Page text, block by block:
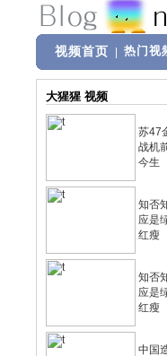
视频首页 热门视
大猩猩 视频
苏47
战机
今生
知否
应是
红瘦
知否
应是
红瘦
中国